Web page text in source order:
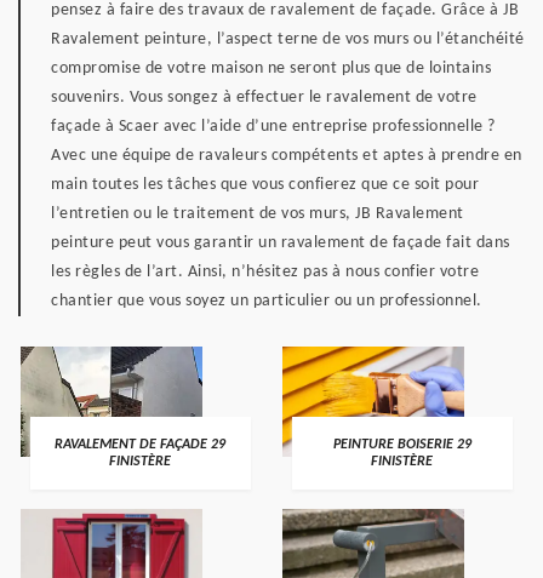
pensez à faire des travaux de ravalement de façade. Grâce à JB
Ravalement peinture, l’aspect terne de vos murs ou l’étanchéité
compromise de votre maison ne seront plus que de lointains
souvenirs. Vous songez à effectuer le ravalement de votre
façade à Scaer avec l’aide d’une entreprise professionnelle ?
Avec une équipe de ravaleurs compétents et aptes à prendre en
main toutes les tâches que vous confierez que ce soit pour
l’entretien ou le traitement de vos murs, JB Ravalement
peinture peut vous garantir un ravalement de façade fait dans
les règles de l’art. Ainsi, n’hésitez pas à nous confier votre
chantier que vous soyez un particulier ou un professionnel.
RAVALEMENT DE FAÇADE 29
FINISTÈRE
PEINTURE BOISERIE 29
FINISTÈRE